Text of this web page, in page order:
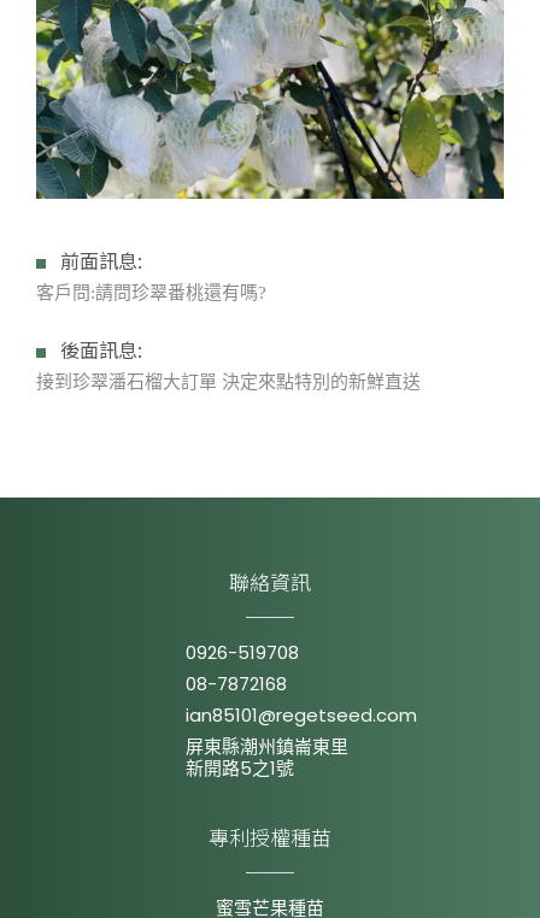
前面訊息:
客戶問:請問珍翠番桃還有嗎?
後面訊息:
接到珍翠潘石榴大訂單 決定來點特別的新鮮直送
聯絡資訊
0926-519708
08-7872168
ian85101@regetseed.com
屏東縣潮州鎮崙東里
新開路5之1號
專利授權種苗
蜜雪芒果種苗